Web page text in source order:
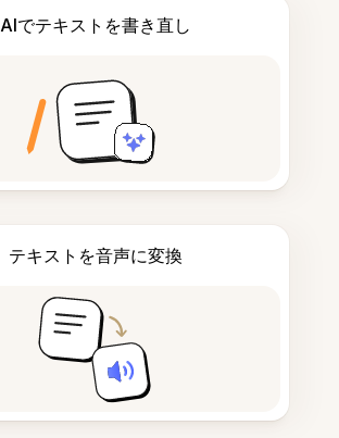
AIでテキストを書き直し
テキストを音声に変換